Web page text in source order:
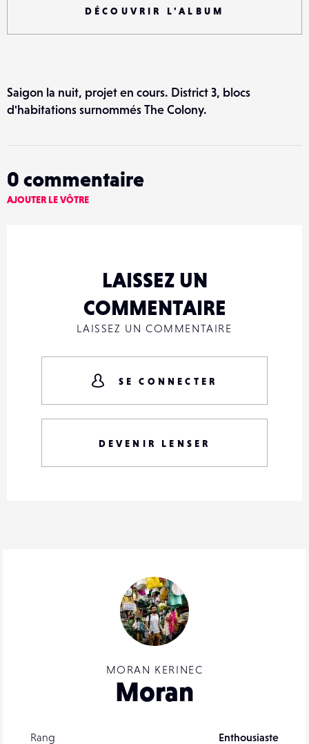
DÉCOUVRIR L'ALBUM
MORAN KERINEC
Moran
Rang
Enthousiaste
Saigon la nuit, projet en cours. District 3, blocs
d'habitations surnommés The Colony.
0 commentaire
AJOUTER LE VÔTRE
LAISSEZ UN
COMMENTAIRE
LAISSEZ UN COMMENTAIRE
SE CONNECTER
DEVENIR LENSER